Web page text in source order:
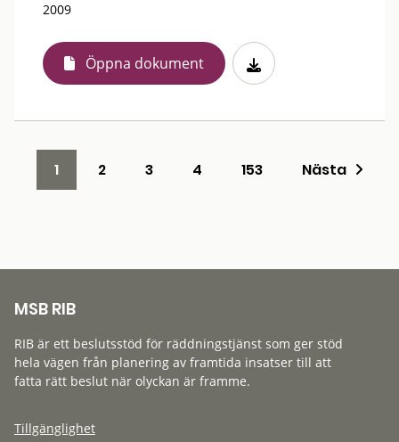
2009
Öppna dokument
1 2 3 4 153 Nästa
MSB RIB
RIB är ett beslutsstöd för räddningstjänst som ger stöd
hela vägen från planering av framtida insatser till att
fatta rätt beslut när olyckan är framme.
Tillgänglighet